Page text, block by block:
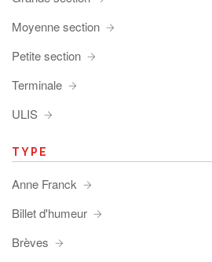
Moyenne section
Petite section
Terminale
ULIS
TYPE
Anne Franck
Billet d'humeur
Brèves